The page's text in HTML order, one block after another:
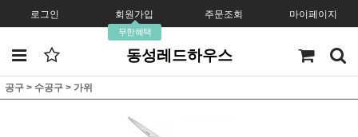
로그인 회원가입
무한혜택
주문조회 마이페이지
동성레드하우스
공구 > 수공구 > 가위